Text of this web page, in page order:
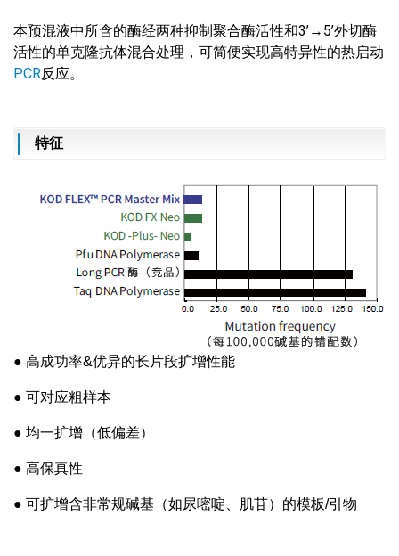
本预混液中所含的酶经两种抑制聚合酶活性和3’→5’外切酶
活性的单克隆抗体混合处理，可简便实现高特异性的热启动
PCR反应。
特征
● 高成功率&优异的长片段扩增性能
● 可对应粗样本
● 均一扩增（低偏差）
● 高保真性
● 可扩增含非常规碱基（如尿嘧啶、肌苷）的模板/引物